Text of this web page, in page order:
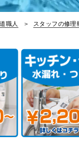
職人 スタッフの修理